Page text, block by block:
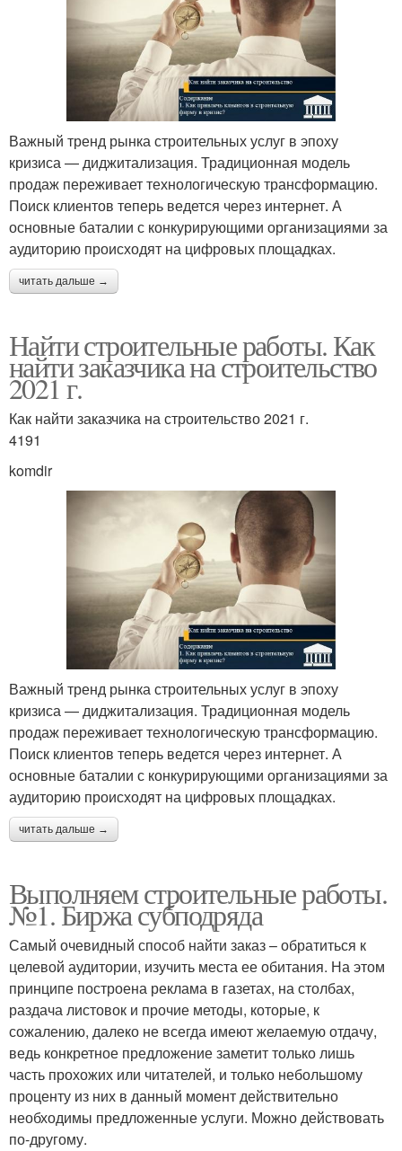
Важный тренд рынка строительных услуг в эпоху
кризиса — диджитализация. Традиционная модель
продаж переживает технологическую трансформацию.
Поиск клиентов теперь ведется через интернет. А
основные баталии с конкурирующими организациями за
аудиторию происходят на цифровых площадках.
читать дальше →
Найти строительные работы. Как
найти заказчика на строительство
2021 г.
Как найти заказчика на строительство 2021 г.
4191
komdir
Важный тренд рынка строительных услуг в эпоху
кризиса — диджитализация. Традиционная модель
продаж переживает технологическую трансформацию.
Поиск клиентов теперь ведется через интернет. А
основные баталии с конкурирующими организациями за
аудиторию происходят на цифровых площадках.
читать дальше →
Выполняем строительные работы.
№1. Биржа субподряда
Самый очевидный способ найти заказ – обратиться к
целевой аудитории, изучить места ее обитания. На этом
принципе построена реклама в газетах, на столбах,
раздача листовок и прочие методы, которые, к
сожалению, далеко не всегда имеют желаемую отдачу,
ведь конкретное предложение заметит только лишь
часть прохожих или читателей, и только небольшому
проценту из них в данный момент действительно
необходимы предложенные услуги. Можно действовать
по-другому.